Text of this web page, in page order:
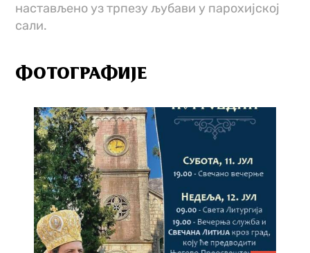
настављено уз трпезу љубави у парохијској
сали.
ФОТОГРАФИЈЕ